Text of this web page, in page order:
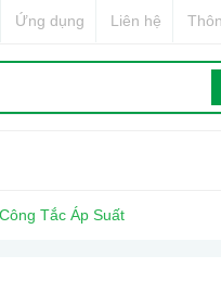
Ứng dụng Liên hệ
Công Tắc Áp Suất